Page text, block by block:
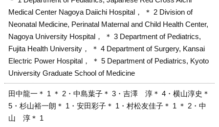
Medical Center Nagoya Daiichi Hospital， ＊ 2 Division of
Neonatal Medicine, Perinatal Maternal and Child Health Center,
Nagoya University Hospital， ＊ 3 Department of Pediatrics,
Fujita Health University， ＊ 4 Department of Surgery, Kansai
Electric Power Hospital， ＊ 5 Department of Pediatrics, Kyoto
University Graduate School of Medicine
田中龍一＊ 1 ＊ 2・中島葉子＊ 3・吉澤 淳＊ 4・横山淳史＊
5・杉山裕一朗＊ 1・安田彩子＊ 1・村松友佳子＊ 1 ＊ 2・中
山 淳＊ 1